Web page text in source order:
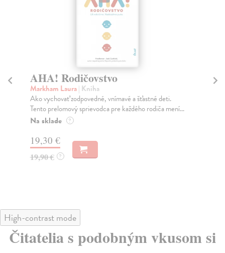
AHA! Rodičovstvo
Markham Laura| Kniha
Ako vychovať zodpovedné, vnímavé a šťastné deti.
Tento prelomový sprievodca pre každého rodiča mení...
Na sklade ?
19,30 €
19,90 € ?
High-contrast mode
Čitatelia s podobným vkusom si